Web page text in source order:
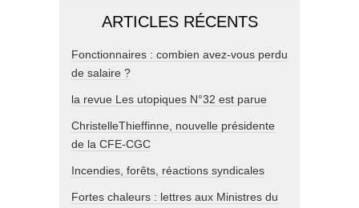
ARTICLES RÉCENTS
Fonctionnaires : combien avez-vous perdu
de salaire ?
la revue Les utopiques N°32 est parue
ChristelleThieffinne, nouvelle présidente
de la CFE-CGC
Incendies, forêts, réactions syndicales
Fortes chaleurs : lettres aux Ministres du